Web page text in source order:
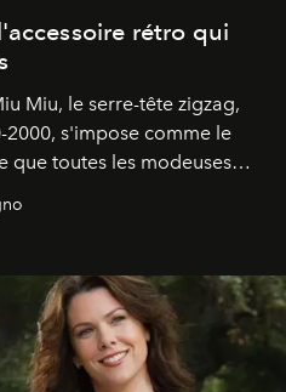
rétro qui
Miu, le serre-tête zigzag,
2000, s'impose comme le
que toutes les modeuses